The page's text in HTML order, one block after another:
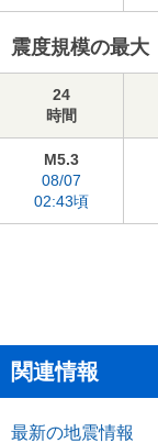
震度規模の最大
24
時間
M5.3
08/07
02:43頃
関連情報
最新の地震情報